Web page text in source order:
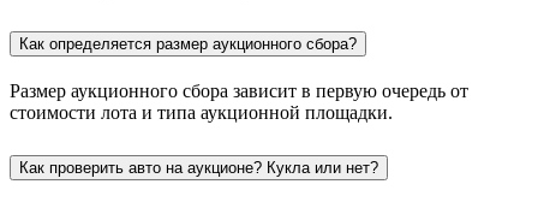
Как определяется размер аукционного сбора?
Размер аукционного сбора зависит в первую очередь от
стоимости лота и типа аукционной площадки.
Как проверить авто на аукционе? Кукла или нет?